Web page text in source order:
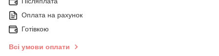
Оплата на рахунок
Готівкою
Всі умови оплати